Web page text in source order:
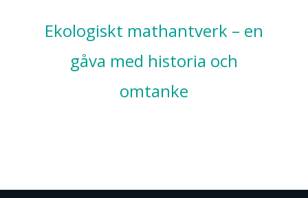
Ekologiskt mathantverk – en
gåva med historia och
omtanke